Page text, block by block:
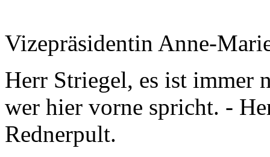
Vizepräsidentin Anne-
Herr Striegel, es ist immer
wer hier vorne spricht. -
Rednerpult.